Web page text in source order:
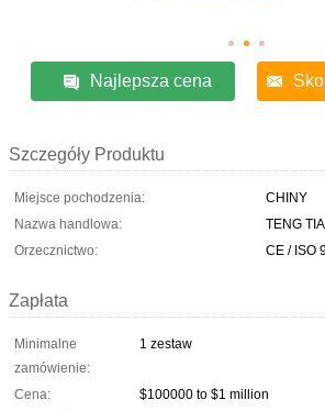
Najlepsza cena
Szczegóły Produktu
Miejsce pochodzenia:
CHINY
Nazwa handlowa:
TENG
Orzecznictwo:
CE / ISO
Zapłata
Minimalne
zamówienie:
1 zestaw
Cena:
$100000 to $1 million